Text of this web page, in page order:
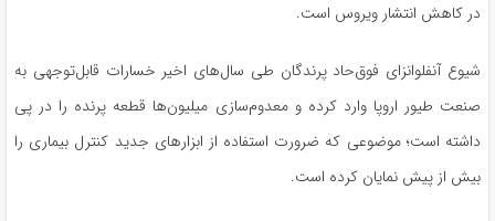
در کاهش انتشار ویروس است.
شیوع آنفلوانزای فوق‌حاد پرندگان طی سال‌های اخیر خسارات قابل‌توجهی به
صنعت طیور اروپا وارد کرده و معدوم‌سازی میلیون‌ها قطعه پرنده را در پی
داشته است؛ موضوعی که ضرورت استفاده از ابزارهای جدید کنترل بیماری را
بیش از پیش نمایان کرده است.